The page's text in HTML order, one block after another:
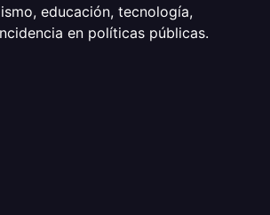
educación, tecnología,
en políticas públicas.